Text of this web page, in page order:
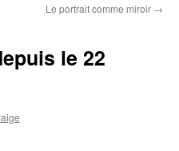
Le portrait comme miroir →
le 22